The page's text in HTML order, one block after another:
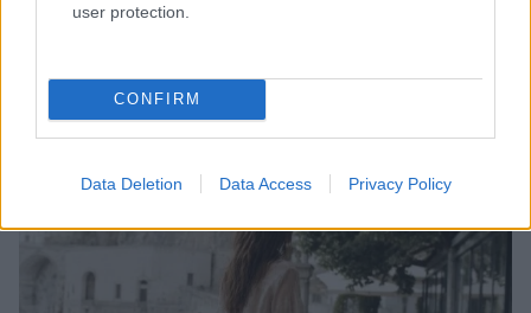
user protection.
CONFIRM
Data Deletion Data Access Privacy Policy
Come riconoscere e risolvere i problemi della lavanda
nel tuo giardino
Beatrice Bonaventura · 6 Ago 2026
LIFESTYLE